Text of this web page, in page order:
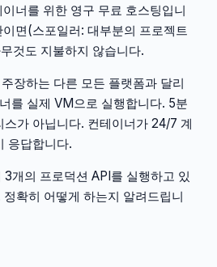
너를 위한 영구 무료 호스팅입니
면(스포일러: 대부분의 프로젝트
것도 지불하지 않습니다.
장하는 다른 모든 플랫폼과 달리
를 실제 VM으로 실행합니다. 5분
스가 아닙니다. 컨테이너가 24/7 계
응답합니다.
3개의 프로덕션 API를 실행하고 있
확히 어떻게 하는지 알려드립니